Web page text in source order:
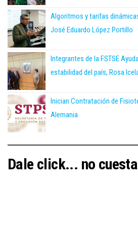
Algoritmos y tarifas
José Eduardo López Portillo
Integrantes de la FSTSE
estabilidad del país, Rosa
Inician Contratación de
Alemania
Dale click... no cuesta